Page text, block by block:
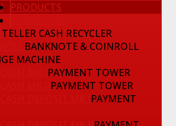
PRODUCTS
TELLER CASH RECYCLER
BANKNOTE & COINROLL
MACHINE
PAYMENT TOWER
PAYMENT TOWER
PAYMENT